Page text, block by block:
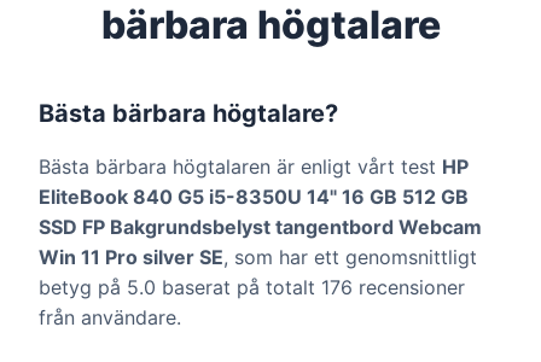
bärbara högtalare
Bästa bärbara högtalare?
Bästa bärbara högtalaren är enligt vårt test HP
EliteBook 840 G5 i5-8350U 14" 16 GB 512 GB
SSD FP Bakgrundsbelyst tangentbord Webcam
Win 11 Pro silver SE, som har ett genomsnittligt
betyg på 5.0 baserat på totalt 176 recensioner
från användare.